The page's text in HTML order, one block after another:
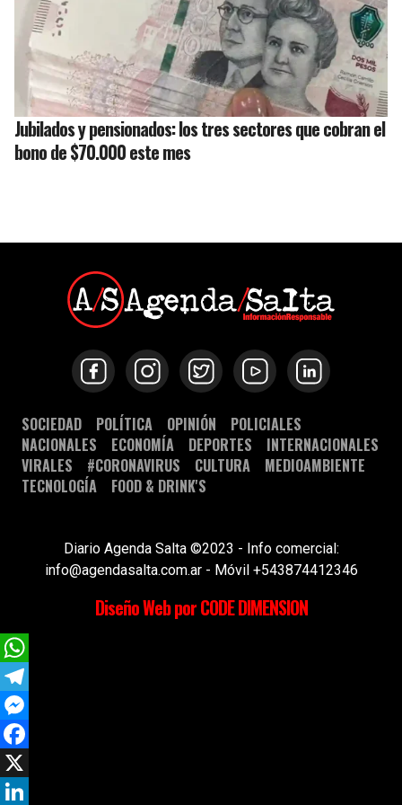
Jubilados y pensionados: los tres sectores que cobran el
bono de $70.000 este mes
SOCIEDAD POLÍTICA OPINIÓN
POLICIALES
NACIONALES
ECONOMÍA DEPORTES
INTERNACIONALES
VIRALES
#CORONAVIRUS CULTURA
MEDIOAMBIENTE
TECNOLOGÍA
FOOD & DRINK'S
Diario Agenda Salta ©2023 - Info comercial:
info@agendasalta.com.ar - Móvil +543874412346
Diseño Web por CODE DIMENSION
WhatsApp
Telegram
Messenger
Facebook
X